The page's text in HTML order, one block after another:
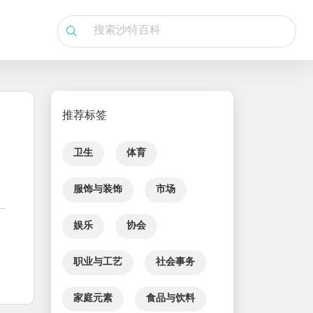
推荐标签
卫生 体育
服饰与装饰 市场
娱乐 协会
职业与工艺 社会事务
家庭元素 食品与饮料